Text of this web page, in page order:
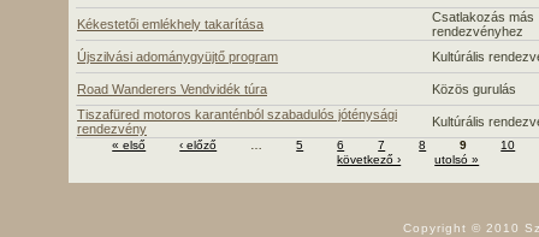
Kékestetői emlékhely takarítása
Csatlakozás más
rendezvényhez
Újszilvási adománygyüjtő program
Kultúrális
Road Wanderers Vendvidék túra
Közös gurulás
Tiszafüred motoros karanténból szabadulós jóténysági
rendezvény
Kultúrális
« első ‹ előző 5 6 7 8 9
10
következő ›
utolsó »
Copyright © 2010